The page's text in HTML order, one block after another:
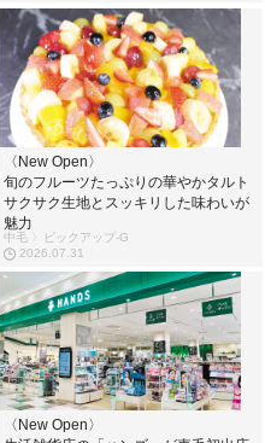
〈New Open〉
旬のフルーツたっぷりの華やかタルト
サクサク生地とスッキリした味わいが
魅力
中毛 〉ピックアップ-G
2026.07.31
〈New Open〉